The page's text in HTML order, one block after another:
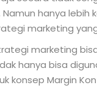
hanya
marketing
marketing
hanya bisa
konsep Margin